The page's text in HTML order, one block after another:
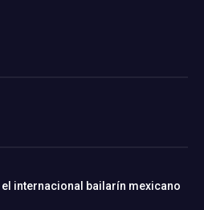
el internacional bailarín mexicano